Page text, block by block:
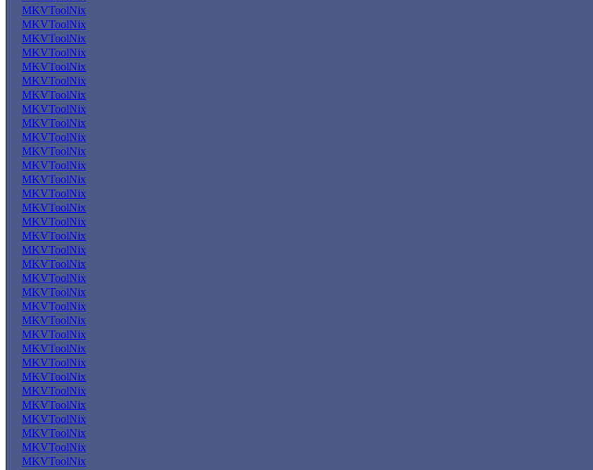
MKVToolNix
MKVToolNix
MKVToolNix
MKVToolNix
MKVToolNix
MKVToolNix
MKVToolNix
MKVToolNix
MKVToolNix
MKVToolNix
MKVToolNix
MKVToolNix
MKVToolNix
MKVToolNix
MKVToolNix
MKVToolNix
MKVToolNix
MKVToolNix
MKVToolNix
MKVToolNix
MKVToolNix
MKVToolNix
MKVToolNix
MKVToolNix
MKVToolNix
MKVToolNix
MKVToolNix
MKVToolNix
MKVToolNix
MKVToolNix
MKVToolNix
MKVToolNix
MKVToolNix